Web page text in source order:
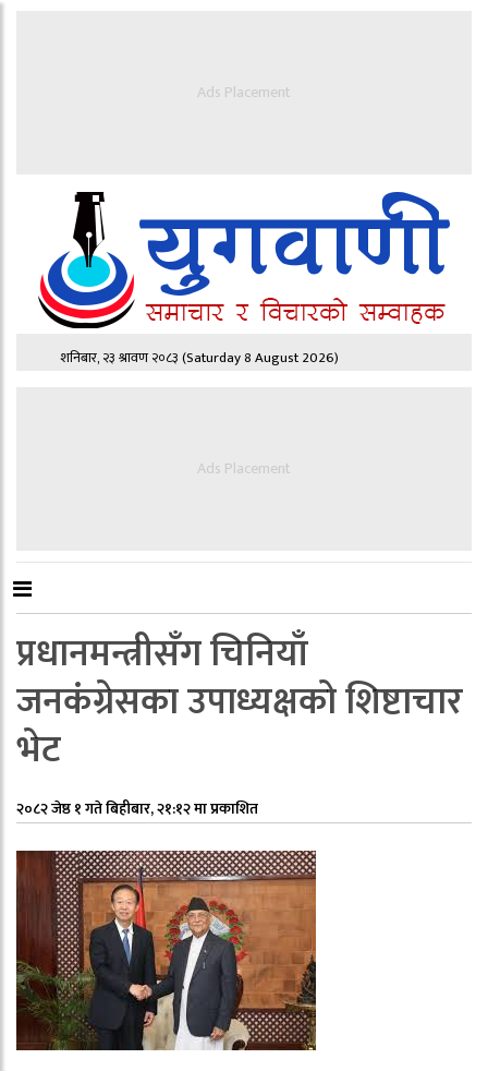
Ads Placement
शनिबार, २३ श्रावण २०८३(Saturday 8 August 2026)
Ads Placement
प्रधानमन्त्रीसँग चिनियाँ
जनकंग्रेसका उपाध्यक्षको शिष्टाचार
भेट
२०८२ जेष्ठ १ गते बिहीबार, २१:१२ मा प्रकाशित